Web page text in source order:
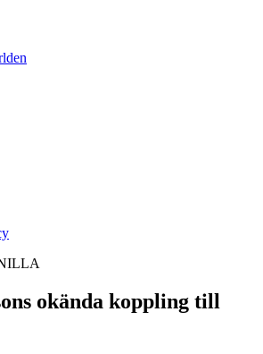
okända koppling till